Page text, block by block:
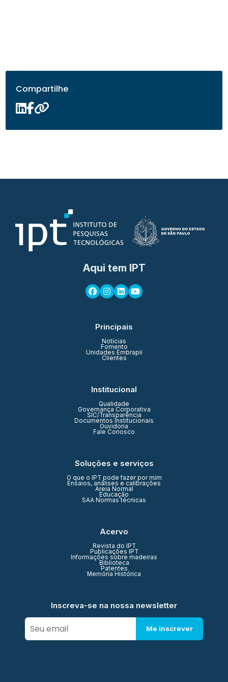
Compartilhe
Aqui tem IPT
Principais
Notícias
Fomento
Unidades Embrapii
Clientes
Institucional
Qualidade
Governança Corporativa
SIC/Transparência
Documentos Institucionais
Ouvidoria
Fale Conosco
Soluções e serviços
O que o IPT pode fazer por mim
Ensaios, análises e calibrações
Areia Normal
Educação
SAA Normas técnicas
Acervo
Revista do IPT
Publicações IPT
Informações sobre madeiras
Biblioteca
Patentes
Memória Histórica
Inscreva-se na nossa newsletter
Me inscrever